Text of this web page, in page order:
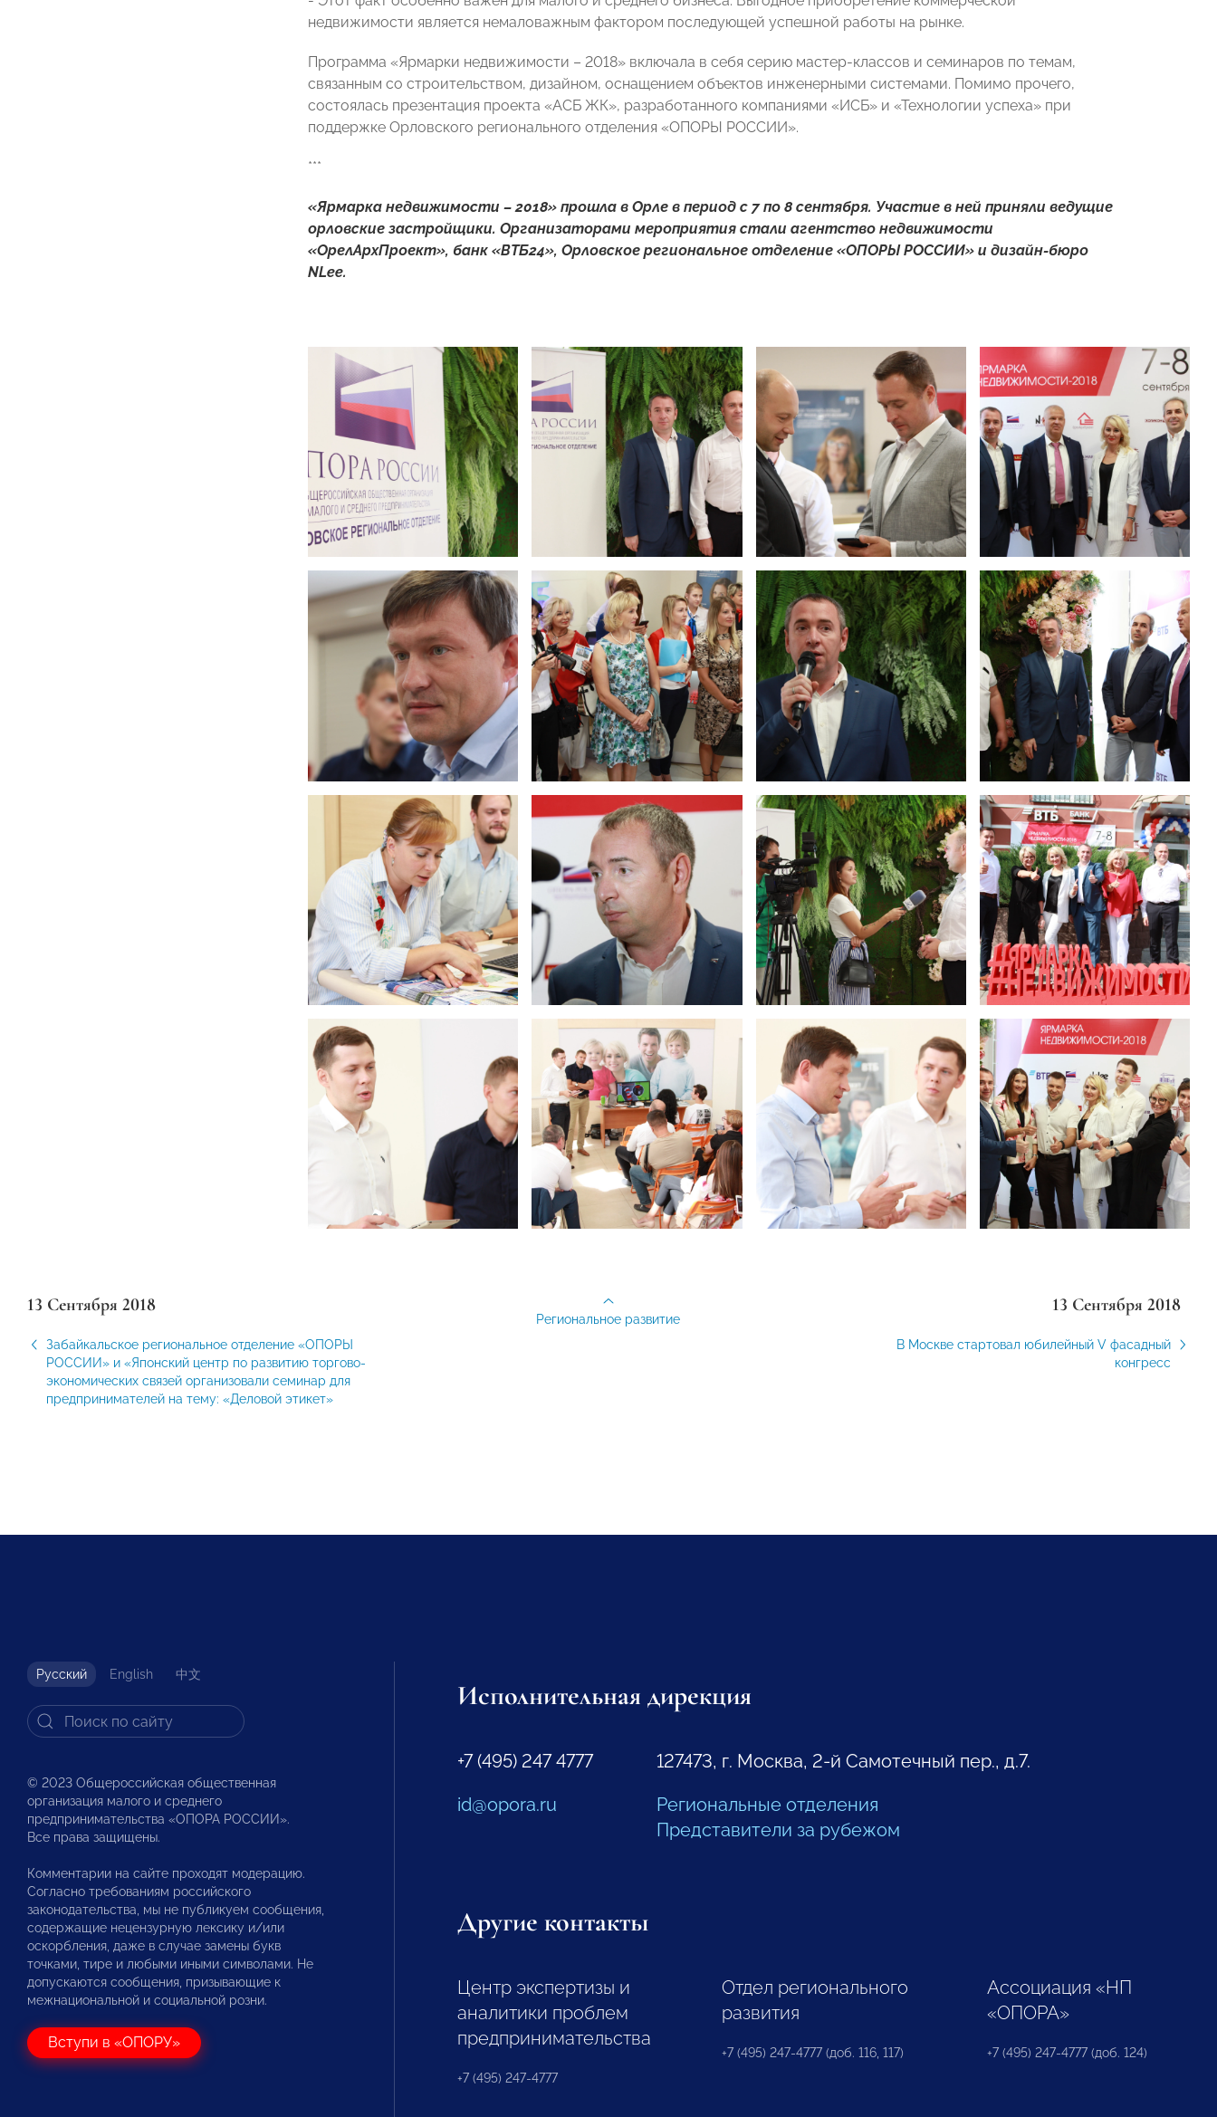
недвижимости является немаловажным фактором последующей успешной работы на рынке.
Программа «Ярмарки недвижимости – 2018» включала в себя серию мастер-классов и семинаров по темам,
связанным со строительством, дизайном, оснащением объектов инженерными системами. Помимо прочего,
состоялась презентация проекта «АСБ ЖК», разработанного компаниями «ИСБ» и «Технологии успеха» при
поддержке Орловского регионального отделения «ОПОРЫ РОССИИ».
***
«Ярмарка недвижимости – 2018» прошла в Орле в период с 7 по 8 сентября. Участие в ней приняли ведущие
орловские застройщики. Организаторами мероприятия стали агентство недвижимости
«ОрелАрхПроект», банк «ВТБ24», Орловское региональное отделение «ОПОРЫ РОССИИ» и дизайн-бюро
NLee.
13 Сентября 2018
Забайкальское региональное отделение «ОПОРЫ
РОССИИ» и «Японский центр по развитию торгово-
экономических связей организовали семинар для
предпринимателей на тему: «Деловой этикет»
13 Сентября 2018
В Москве стартовал юбилейный V фасадный
конгресс
Региональное развитие
Русский English 中文
© 2023 Общероссийская общественная
организация малого и среднего
предпринимательства «ОПОРА РОССИИ».
Все права защищены.
Комментарии на сайте проходят модерацию.
Согласно требованиям российского
законодательства, мы не публикуем сообщения,
содержащие нецензурную лексику и/или
оскорбления, даже в случае замены букв
точками, тире и любыми иными символами. Не
допускаются сообщения, призывающие к
межнациональной и социальной розни.
Вступи в «ОПОРУ»
Исполнительная дирекция
+7 (495) 247 4777
id@opora.ru
127473, г. Москва, 2-й Самотечный пер., д.7.
Региональные отделения
Представители за рубежом
Другие контакты
Центр экспертизы и
аналитики проблем
предпринимательства
+7 (495) 247-4777
Отдел регионального
развития
+7 (495) 247-4777 (доб. 116, 117)
Ассоциация «НП
«ОПОРА»
+7 (495) 247-4777 (доб. 124)